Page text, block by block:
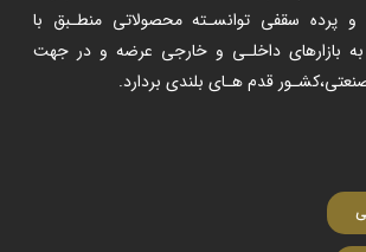
پرده سقفی توانسـته محصولاتی منطـبق با
به بازارهای داخلـی و خارجی عرضه و در جهت
قدم هـای بلندی بردارد.